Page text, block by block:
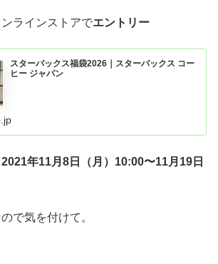
ラインストアでエントリー
スターバックス福袋2026｜スターバックス コー
ヒー ジャパン
2021年11月8日（月）10:00〜11月19日
で気を付けて。